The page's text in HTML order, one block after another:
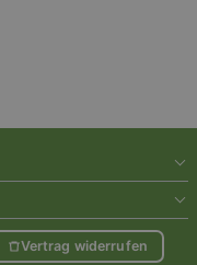
Vertrag widerrufen